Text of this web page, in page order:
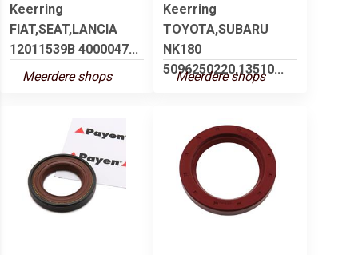
Keerring
FIAT,SEAT,LANCIA
12011539B 4000047...
Meerdere shops
Keerring
TOYOTA,SUBARU
NK180
5096250220,13510...
Meerdere shops